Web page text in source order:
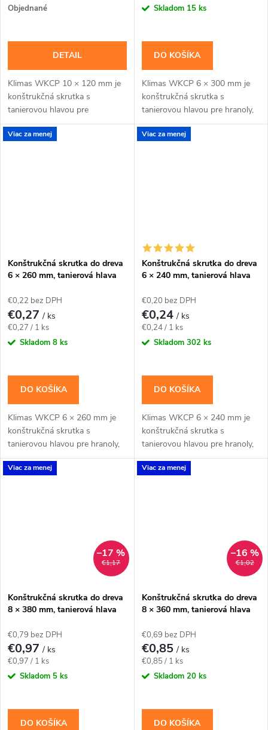
cena:
Objednané
DETAIL
Klimas WKCP 10 × 120 mm je
konštrukčná skrutka s
tanierovou hlavou pre
masívnejšie drevené prvky a
konštrukčné spoje navrhnuté
cena:Skladom 15 ks
DO KOŠÍKA
Klimas WKCP 6 × 300 mm je
konštrukčná skrutka s
tanierovou hlavou pre hranoly,
krokvy a dlhšie drevené spoje s
priznanou hlavou. Závit má
Viac za menej
Konštrukčná skrutka do dreva
6 × 260 mm, tanierová hlava
€0,22 bez DPH
€0,27/ ks
Jednotková
cena:
€0,27 / 1 ks
Skladom 8 ks
DO KOŠÍKA
Klimas WKCP 6 × 260 mm je
konštrukčná skrutka s
tanierovou hlavou pre hranoly,
krokvy a dlhšie drevené spoje s
priznanou hlavou. Závit má
Viac za menej
Konštrukčná skrutka do dreva
6 × 240 mm, tanierová hlava
€0,20 bez DPH
€0,24/ ks
Jednotková
cena:
€0,24 / 1 ks
Skladom 302 ks
DO KOŠÍKA
Klimas WKCP 6 × 240 mm je
konštrukčná skrutka s
tanierovou hlavou pre hranoly,
krokvy a dlhšie drevené spoje s
priznanou hlavou. Závit má
Viac za menej
€1,17
–17 %
Konštrukčná skrutka do dreva
8 × 380 mm, tanierová hlava
€0,79 bez DPH
€0,97/ ks
Jednotková
cena:
€0,97 / 1 ks
Skladom 5 ks
DO KOŠÍKA
Viac za menej
€1,02
–16 %
Konštrukčná skrutka do dreva
8 × 360 mm, tanierová hlava
€0,69 bez DPH
€0,85/ ks
Jednotková
cena:
€0,85 / 1 ks
Skladom 20 ks
DO KOŠÍKA